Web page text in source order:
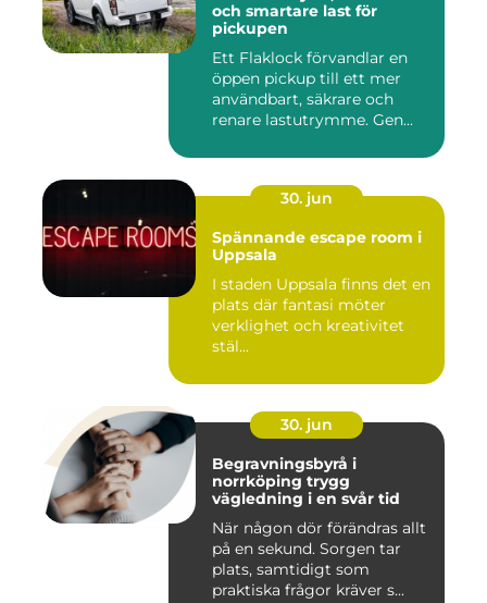
och smartare last för
pickupen
Ett Flaklock förvandlar en
öppen pickup till ett mer
användbart, säkrare och
renare lastutrymme. Gen...
30. jun
Spännande escape room i
Uppsala
I staden Uppsala finns det en
plats där fantasi möter
verklighet och kreativitet
stäl...
30. jun
Begravningsbyrå i
norrköping trygg
vägledning i en svår tid
När någon dör förändras allt
på en sekund. Sorgen tar
plats, samtidigt som
praktiska frågor kräver s...